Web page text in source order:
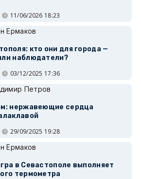
11/06/2026 18:23
Ермаков
кто они для города —
наблюдатели?
03/12/2025 17:36
Петров
нержавеющие сердца
29/09/2025 19:28
Ермаков
в Севастополе выполняет
термометра